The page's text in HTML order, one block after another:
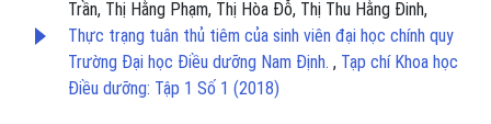
Trần, Thị Hằng Phạm, Thị Hòa Đỗ, Thị Thu Hằng Đinh,
Thực trạng tuân thủ tiêm của sinh viên đại học chính quy
Trường Đại học Điều dưỡng Nam Định. , Tạp chí Khoa học
Điều dưỡng: Tập 1 Số 1 (2018)